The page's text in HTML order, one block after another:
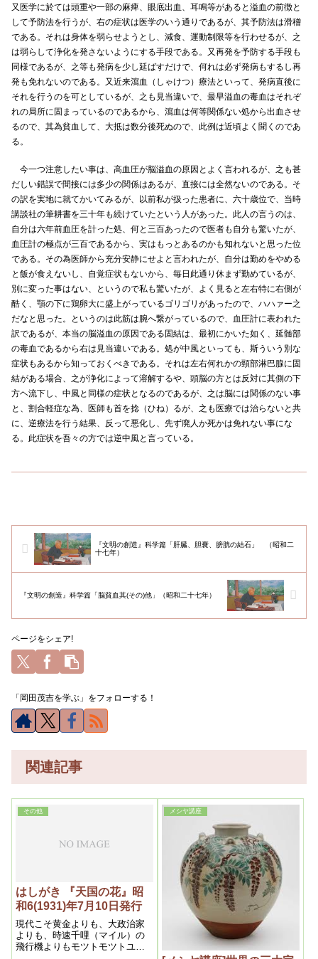
又医学に於ては頭重や一部の麻痺、眼底出血、耳鳴等があると溢血の前徴と
して予防法を行うが、右の症状は医学のいう通りであるが、其予防法は滑稽
である。それは身体を弱らせようとし、減食、運動制限等を行わせるが、之
は弱らして浄化を発さないようにする手段である。又再発を予防する手段も
同様であるが、之等も発病を少し延ばすだけで、何れは必ず発病もするし再
発も免れないのである。又近来瀉血（しゃけつ）療法といって、発病直後に
それを行うのを可としているが、之も見当違いで、最早溢血の毒血はそれぞ
れの局所に固まっているのであるから、瀉血は何等関係ない処から出血させ
るので、其為貧血して、大抵は数分後死ぬので、此例は近頃よく聞くのであ
る。
今一つ注意したい事は、高血圧が脳溢血の原因とよく言われるが、之も甚
だしい錯誤で間接には多少の関係はあるが、直接には全然ないのである。そ
の訳を実地に就てかいてみるが、以前私が扱った患者に、六十歳位で、当時
講談社の筆耕書を三十年も続けていたという人があった。此人の言うのは、
自分は六年前血圧を計った処、何と三百あったので医者も自分も驚いたが、
血圧計の極点が三百であるから、実はもっとあるのかも知れないと思った位
である。その為医師から充分安静にせよと言われたが、自分は勤めをやめる
と飯が食えないし、自覚症状もないから、毎日此通り休まず勤めているが、
別に変った事はない、というので私も驚いたが、よく見ると左右特に右側が
酷く、顎の下に鶏卵大に盛上がっているゴリゴリがあったので、ハハァー之
だなと思った。というのは此筋は腕へ繋がっているので、血圧計に表われた
訳であるが、本当の脳溢血の原因である固結は、最初にかいた如く、延髄部
の毒血であるから右は見当違いである。処が中風といっても、斯ういう別な
症状もあるから知っておくべきである。それは左右何れかの頸部淋巴腺に固
結がある場合、之が浄化によって溶解するや、頭脳の方とは反対に其側の下
方ヘ流下し、中風と同様の症状となるのであるが、之は脳には関係のない事
と、割合軽症な為、医師も首を捻（ひね）るが、之も医療では治らないと共
に、逆療法を行う結果、反って悪化し、先ず廃人か死かは免れない事にな
る。此症状を吾々の方では逆中風と言っている。
『文明の創造』科学篇「肝臓、胆嚢、膀胱の結石」 （昭和二
十七年）
『文明の創造』科学篇「脳貧血其(その)他」（昭和二十七年）
ページをシェア!
「岡田茂吉を学ぶ」をフォローする！
関連記事
その他
はしがき 『天国の花』昭
和6(1931)年7月10日発行
現代こそ黄金よりも、大政治家
よりも、時速千哩（マイル）の
飛行機よりもモツトモツトユウ
メシヤ講座